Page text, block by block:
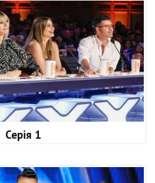
Серія 1